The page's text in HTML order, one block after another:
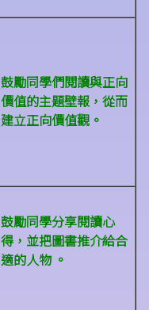
鼓勵同學們閱讀與正向
價值的主題壁報，從而
建立正向價值觀 。
鼓勵同學分享閱讀心
得，並把圖書推介給合
適的人物 。